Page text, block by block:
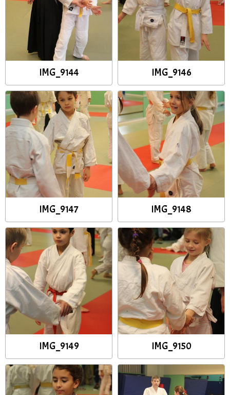
IMG_9144 IMG_9146
IMG_9147 IMG_9148
IMG_9149 IMG_9150